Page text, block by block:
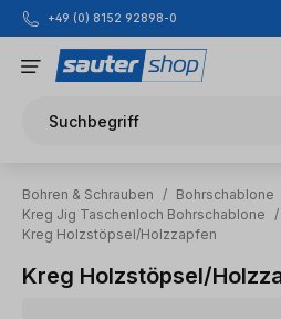
Zum Hauptinhalt springen
+49 (0) 8152 92898-0
Suchbegriff
Bohren & Schrauben / Bohrschablone
Kreg Jig Taschenloch Bohrschablone
/
Kreg Holzstöpsel/Holzzapfen
Kreg Holzstöpsel/